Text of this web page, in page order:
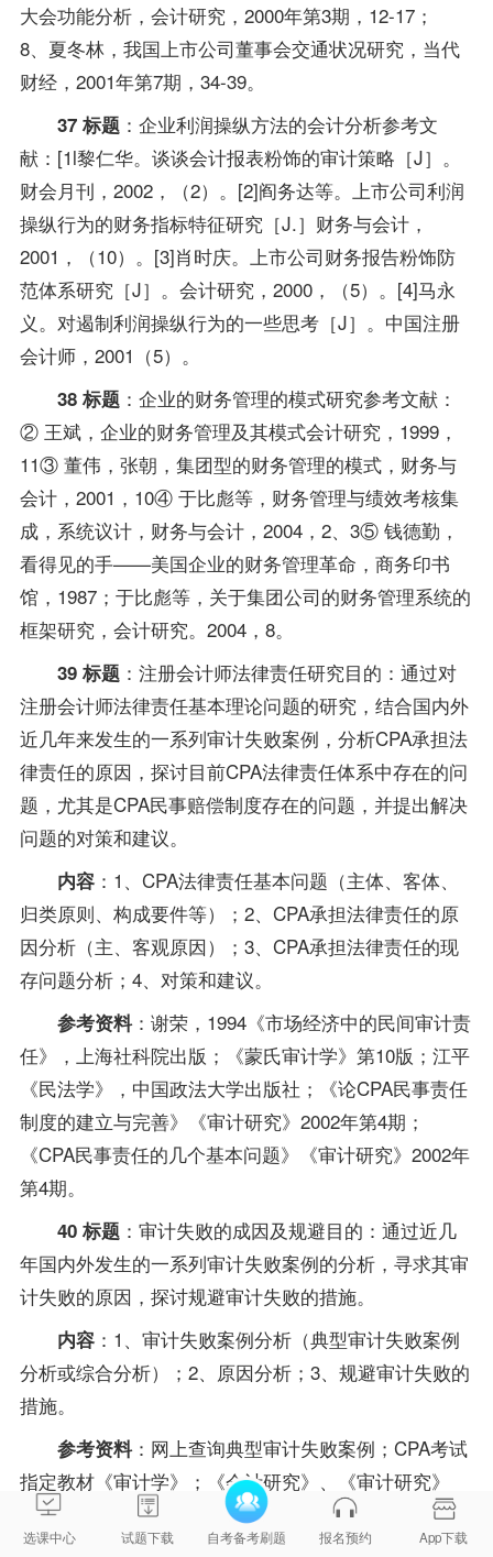
大会功能分析，会计研究，2000年第3期，12-17；
8、夏冬林，我国上市公司董事会交通状况研究，当代
财经，2001年第7期，34-39。
37 标题：企业利润操纵方法的会计分析参考文
献：[1l黎仁华。谈谈会计报表粉饰的审计策略［J］。
财会月刊，2002，（2）。[2]阎务达等。上市公司利润
操纵行为的财务指标特征研究［J.］财务与会计，
2001，（10）。[3]肖时庆。上市公司财务报告粉饰防
范体系研究［J］。会计研究，2000，（5）。[4]马永
义。对遏制利润操纵行为的一些思考［J］。中国注册
会计师，2001（5）。
38 标题：企业的财务管理的模式研究参考文献：
② 王斌，企业的财务管理及其模式会计研究，1999，
11③ 董伟，张朝，集团型的财务管理的模式，财务与
会计，2001，10④ 于比彪等，财务管理与绩效考核集
成，系统议计，财务与会计，2004，2、3⑤ 钱德勤，
看得见的手——美国企业的财务管理革命，商务印书
馆，1987；于比彪等，关于集团公司的财务管理系统的
框架研究，会计研究。2004，8。
39 标题：注册会计师法律责任研究目的：通过对
注册会计师法律责任基本理论问题的研究，结合国内外
近几年来发生的一系列审计失败案例，分析CPA承担法
律责任的原因，探讨目前CPA法律责任体系中存在的问
题，尤其是CPA民事赔偿制度存在的问题，并提出解决
问题的对策和建议。
内容：1、CPA法律责任基本问题（主体、客体、
归类原则、构成要件等）；2、CPA承担法律责任的原
因分析（主、客观原因）；3、CPA承担法律责任的现
存问题分析；4、对策和建议。
参考资料：谢荣，1994《市场经济中的民间审计责
任》，上海社科院出版；《蒙氏审计学》第10版；江平
《民法学》，中国政法大学出版社；《论CPA民事责任
制度的建立与完善》《审计研究》2002年第4期；
《CPA民事责任的几个基本问题》《审计研究》2002年
第4期。
40 标题：审计失败的成因及规避目的：通过近几
年国内外发生的一系列审计失败案例的分析，寻求其审
计失败的原因，探讨规避审计失败的措施。
内容：1、审计失败案例分析（典型审计失败案例
分析或综合分析）；2、原因分析；3、规避审计失败的
措施。
参考资料：网上查询典型审计失败案例；CPA考试
指定教材《审计学》；《会计研究》、《审计研究》
2001、2002、2003年相关文章。
选课中心 试题下载 自考备考刷题 报名预约 App下载